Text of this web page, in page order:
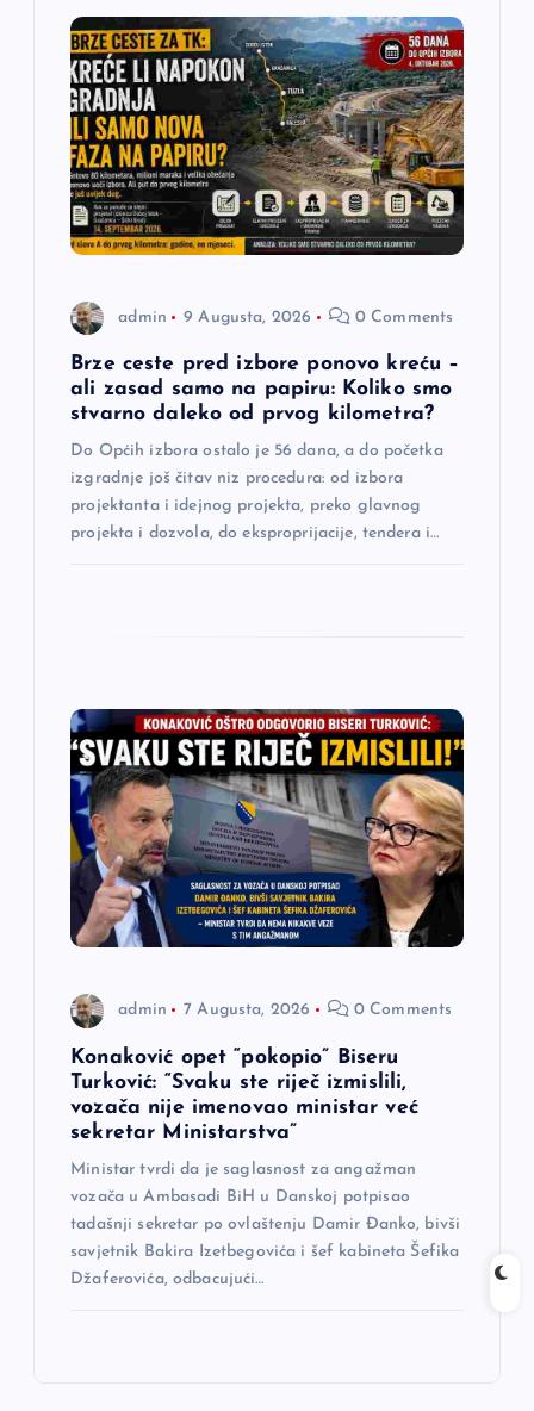
admin 9 Augusta, 2026 0 Comments
Brze ceste pred izbore ponovo kreću –
ali zasad samo na papiru: Koliko smo
stvarno daleko od prvog kilometra?
Do Općih izbora ostalo je 56 dana, a do početka
izgradnje još čitav niz procedura: od izbora
projektanta i idejnog projekta, preko glavnog
projekta i dozvola, do eksproprijacije, tendera i…
admin 7 Augusta, 2026 0 Comments
Konaković opet “pokopio” Biseru
Turković: “Svaku ste riječ izmislili,
vozača nije imenovao ministar već
sekretar Ministarstva”
Ministar tvrdi da je saglasnost za angažman
vozača u Ambasadi BiH u Danskoj potpisao
tadašnji sekretar po ovlaštenju Damir Đanko, bivši
savjetnik Bakira Izetbegovića i šef kabineta Šefika
Džaferovića, odbacujući…